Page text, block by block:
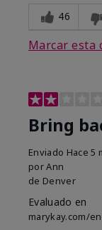
46
Marcar esta
Bring
Enviado Hace 5
porAnn
de Denver
Evaluado en
marykay.com/